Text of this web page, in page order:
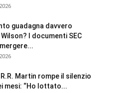
guadagna davvero
I documenti SEC
Martin rompe il silenzio
mesi: “Ho lottato...